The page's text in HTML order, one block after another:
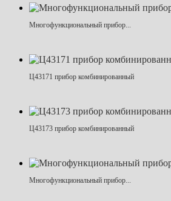
Многофункциональный прибор...
Ц43171 прибор комбинированный
Ц43173 прибор комбинированный
Многофункциональный прибор...